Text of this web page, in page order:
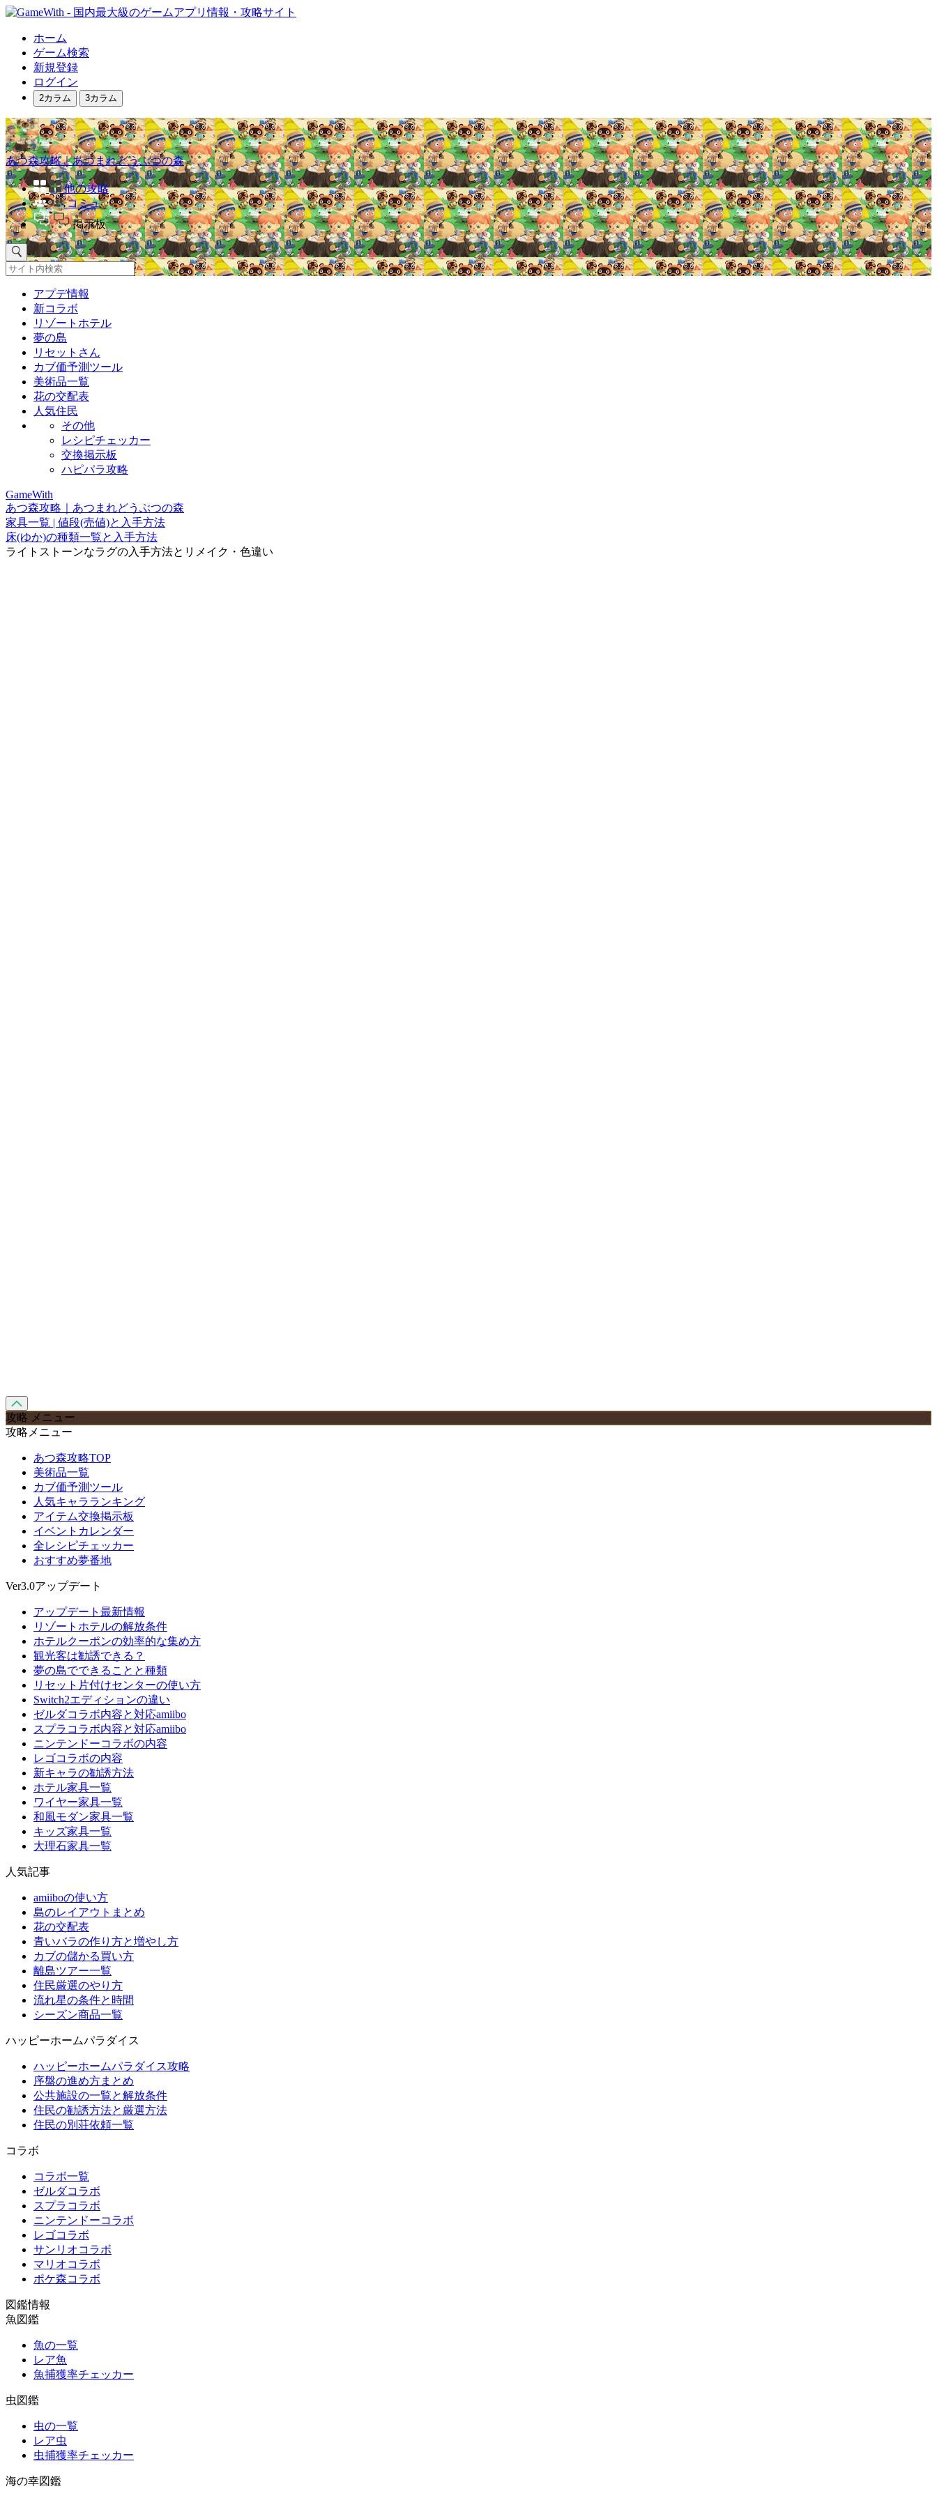
ホーム
ゲーム検索
新規登録
ログイン
2カラム 3カラム
あつ森攻略｜あつまれどうぶつの森
他の攻略
コミュ
掲示板
アプデ情報
新コラボ
リゾートホテル
夢の島
リセットさん
カブ価予測ツール
美術品一覧
花の交配表
人気住民
その他
レシピチェッカー
交換掲示板
ハピパラ攻略
GameWith
あつ森攻略｜あつまれどうぶつの森
家具一覧 | 値段(売値)と入手方法
床(ゆか)の種類一覧と入手方法
ライトストーンなラグの入手方法とリメイク・色違い
攻略 メニュー
攻略メニュー
あつ森攻略TOP
美術品一覧
カブ価予測ツール
人気キャラランキング
アイテム交換掲示板
イベントカレンダー
全レシピチェッカー
おすすめ夢番地
Ver3.0アップデート
アップデート最新情報
リゾートホテルの解放条件
ホテルクーポンの効率的な集め方
観光客は勧誘できる？
夢の島でできることと種類
リセット片付けセンターの使い方
Switch2エディションの違い
ゼルダコラボ内容と対応amiibo
スプラコラボ内容と対応amiibo
ニンテンドーコラボの内容
レゴコラボの内容
新キャラの勧誘方法
ホテル家具一覧
ワイヤー家具一覧
和風モダン家具一覧
キッズ家具一覧
大理石家具一覧
人気記事
amiiboの使い方
島のレイアウトまとめ
花の交配表
青いバラの作り方と増やし方
カブの儲かる買い方
離島ツアー一覧
住民厳選のやり方
流れ星の条件と時間
シーズン商品一覧
ハッピーホームパラダイス
ハッピーホームパラダイス攻略
序盤の進め方まとめ
公共施設の一覧と解放条件
住民の勧誘方法と厳選方法
住民の別荘依頼一覧
コラボ
コラボ一覧
ゼルダコラボ
スプラコラボ
ニンテンドーコラボ
レゴコラボ
サンリオコラボ
マリオコラボ
ポケ森コラボ
図鑑情報
魚図鑑
魚の一覧
レア魚
魚捕獲率チェッカー
虫図鑑
虫の一覧
レア虫
虫捕獲率チェッカー
海の幸図鑑